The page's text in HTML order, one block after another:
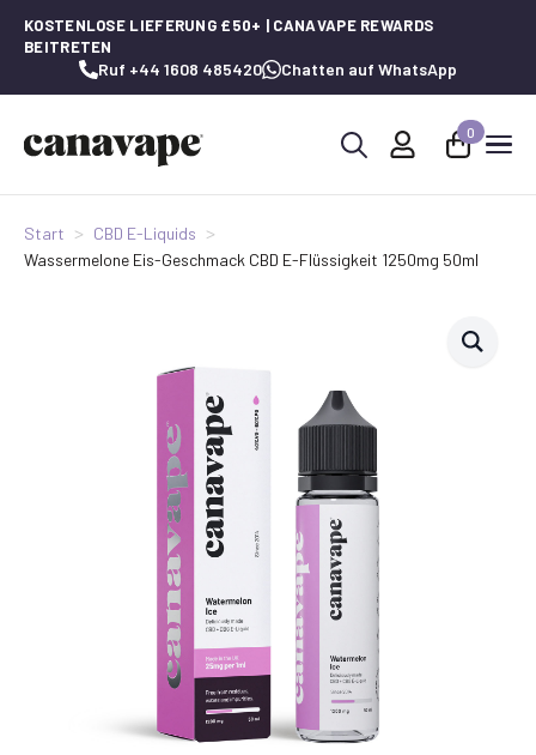
KOSTENLOSE LIEFERUNG £50+ | CANAVAPE REWARDS
BEITRETEN
Ruf +44 1608 485420 Chatten auf WhatsApp
0
Start
CBD E-Liquids
Wassermelone Eis-Geschmack CBD E-Flüssigkeit 1250mg 50ml